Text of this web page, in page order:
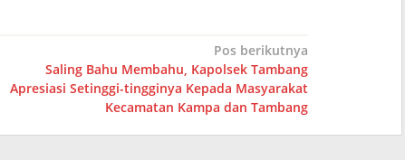
Pos berikutnya
Saling Bahu Membahu, Kapolsek Tambang
Apresiasi Setinggi-tingginya Kepada Masyarakat
Kecamatan Kampa dan Tambang